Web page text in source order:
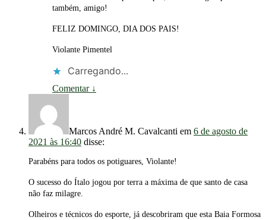
também, amigo!
FELIZ DOMINGO, DIA DOS PAIS!
Violante Pimentel
Carregando...
Comentar ↓
Marcos André M. Cavalcanti em 6 de agosto de
2021 às 16:40 disse:
Parabéns para todos os potiguares, Violante!
O sucesso do Ítalo jogou por terra a máxima de que santo de casa
não faz milagre.
Olheiros e técnicos do esporte, já descobriram que esta Baia Formosa